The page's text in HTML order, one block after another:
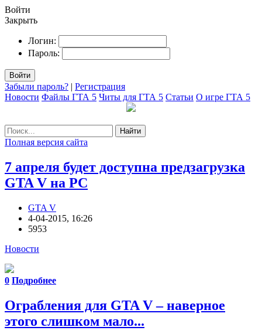
Войти
Закрыть
Логин:
Пароль:
Войти
Забыли пароль? | Регистрация
Новости Файлы ГТА 5 Читы для ГТА 5 Статьи О игре ГТА 5
Найти
Полная версия сайта
7 апреля будет доступна предзагрузка
GTA V на PC
GTA V
4-04-2015, 16:26
5953
Новости
0 Подробнее
Ограбления для GTA V – наверное
этого слишком мало...